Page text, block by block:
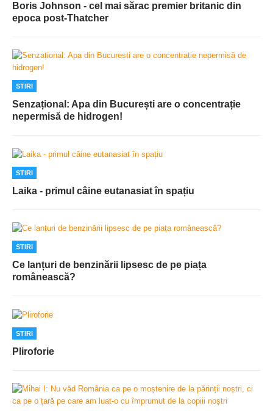
Boris Johnson - cel mai sărac premier britanic din
epoca post-Thatcher
STIRI
Senzațional: Apa din București are o concentrație
nepermisă de hidrogen!
STIRI
Laika - primul câine eutanasiat în spațiu
STIRI
Ce lanțuri de benzinării lipsesc de pe piața
românească?
STIRI
Pliroforie